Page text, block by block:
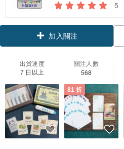
5
加入關注
出貨速度
7 日以上
關注人數
568
81 折